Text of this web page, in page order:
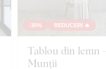
-30% REDUCERI 🔥
Tablou din lemn -
Munții